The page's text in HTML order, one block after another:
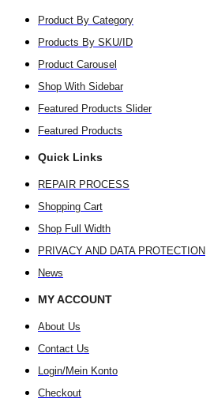
Product By Category
Products By SKU/ID
Product Carousel
Shop With Sidebar
Featured Products Slider
Featured Products
Quick Links
REPAIR PROCESS
Shopping Cart
Shop Full Width
PRIVACY AND DATA PROTECTION
News
MY ACCOUNT
About Us
Contact Us
Login/Mein Konto
Checkout